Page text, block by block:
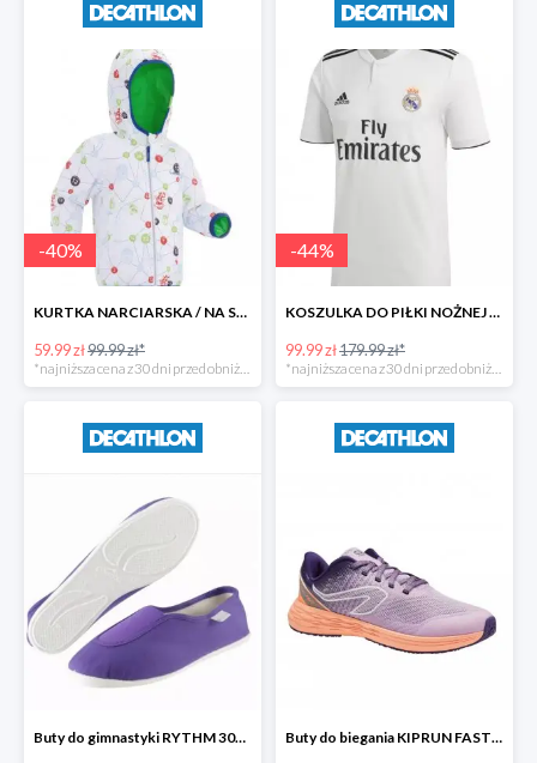
-40%
KURTKA NARCIARSKA / NA SANKI WARM REVERSE DLA MALUCHÓW WEDZE
59.99 zł99.99 zł*
*najniższa cena z 30 dni przed obniżką
-44%
KOSZULKA DO PIŁKI NOŻNEJ REAL MADRYT -44%
99.99 zł179.99 zł*
*najniższa cena z 30 dni przed obniżką
Buty do gimnastyki RYTHM 300 dla dzieci DOMYOS Buty do biegania KIPRUN FAST dla dzieci KALENJI